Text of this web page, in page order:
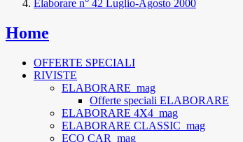
Elaborare n° 42 Luglio-Agosto 2000
Home
OFFERTE SPECIALI
RIVISTE
ELABORARE_mag
Offerte speciali ELABORARE
ELABORARE 4X4_mag
ELABORARE CLASSIC_mag
ECO CAR_mag